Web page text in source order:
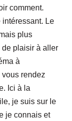
comment.
intéressant. Le
plus
de plaisir à aller
à
vous rendez
Ici à la
je suis sur le
je connais et